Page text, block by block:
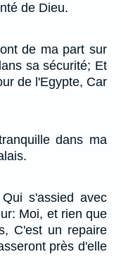
de Dieu.
de ma part sur
sa sécurité; Et
de l'Egypte, Car
dans ma
s'assied avec
Moi, et rien que
C'est un repaire
près d'elle